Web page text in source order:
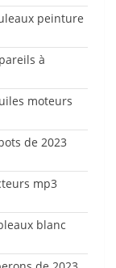
peinture
à
moteurs
de 2023
mp3
blanc